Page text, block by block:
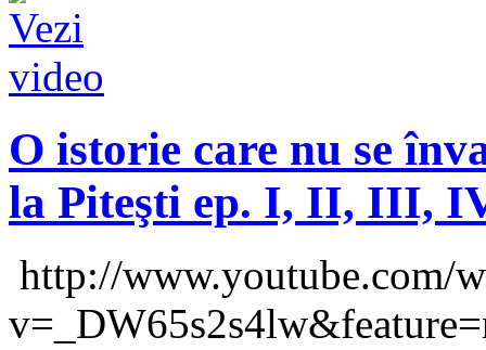
O istorie care nu se
la Piteşti ep. I, II, III,
http://www.youtube.com/